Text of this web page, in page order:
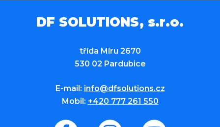
DF SOLUTIONS, s.r.o.
třída Míru 2670
530 02 Pardubice
E-mail: info@dfsolutions.cz
Mobil: +420 777 261 550